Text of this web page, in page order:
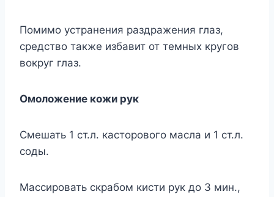
Помимо устранения раздражения глаз,
средство также избавит от темных кругов
вокруг глаз.
Омоложение кожи рук
Смешать 1 ст.л. касторового масла и 1 ст.л.
соды.
Массировать скрабом кисти рук до 3 мин.,